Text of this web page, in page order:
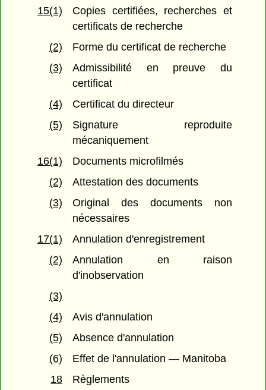
15(1)
Copies certifiées, recherches et
certificats de recherche
(2)
Forme du certificat de recherche
(3)
Admissibilité en preuve du
certificat
(4)
Certificat du directeur
(5)
Signature reproduite
mécaniquement
16(1)
Documents microfilmés
(2)
Attestation des documents
(3)
Original des documents non
nécessaires
17(1)
Annulation d'enregistrement
(2)
Annulation en raison
d'inobservation
(3)
(4)
Avis d'annulation
(5)
Absence d'annulation
(6)
Effet de l'annulation — Manitoba
18
Règlements